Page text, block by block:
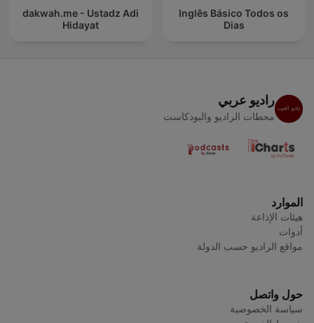
Inglês Básico Todos os
Dias
dakwah.me - Ustadz Adi
Hidayat
راديو عربي
محطات الراديو والبودكاست
الموارد
هيئات الإذاعة
أدوات
مواقع الراديو حسب الدولة
حول واتصل
سياسة الخصوصية